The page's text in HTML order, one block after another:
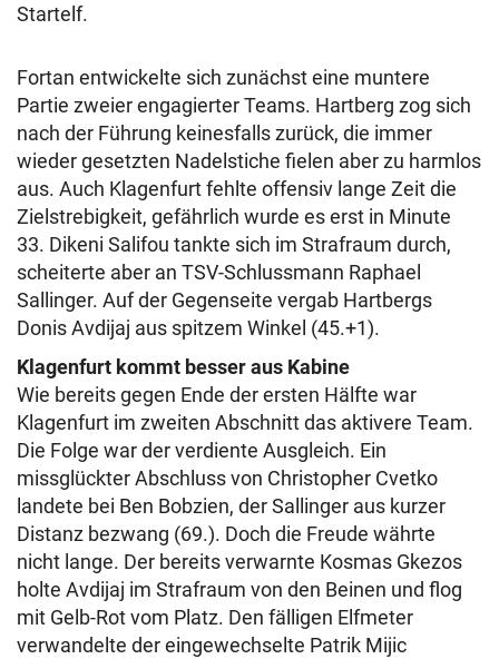
Startelf.
Fortan entwickelte sich zunächst eine muntere
Partie zweier engagierter Teams. Hartberg zog sich
nach der Führung keinesfalls zurück, die immer
wieder gesetzten Nadelstiche fielen aber zu harmlos
aus. Auch Klagenfurt fehlte offensiv lange Zeit die
Zielstrebigkeit, gefährlich wurde es erst in Minute
33. Dikeni Salifou tankte sich im Strafraum durch,
scheiterte aber an TSV-Schlussmann Raphael
Sallinger. Auf der Gegenseite vergab Hartbergs
Donis Avdijaj aus spitzem Winkel (45.+1).
Klagenfurt kommt besser aus Kabine
Wie bereits gegen Ende der ersten Hälfte war
Klagenfurt im zweiten Abschnitt das aktivere Team.
Die Folge war der verdiente Ausgleich. Ein
missglückter Abschluss von Christopher Cvetko
landete bei Ben Bobzien, der Sallinger aus kurzer
Distanz bezwang (69.). Doch die Freude währte
nicht lange. Der bereits verwarnte Kosmas Gkezos
holte Avdijaj im Strafraum von den Beinen und flog
mit Gelb-Rot vom Platz. Den fälligen Elfmeter
verwandelte der eingewechselte Patrik Mijic